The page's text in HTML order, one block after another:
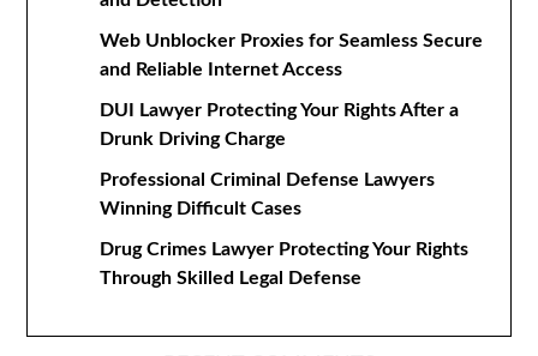
Web Unblocker Proxies for Seamless Secure
and Reliable Internet Access
DUI Lawyer Protecting Your Rights After a
Drunk Driving Charge
Professional Criminal Defense Lawyers
Winning Difficult Cases
Drug Crimes Lawyer Protecting Your Rights
Through Skilled Legal Defense